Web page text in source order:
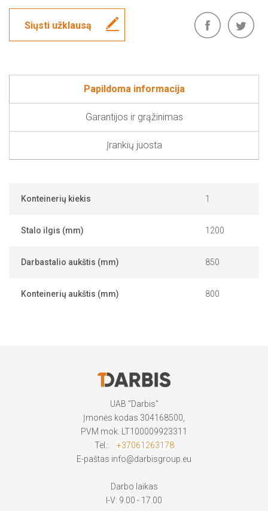
Siųsti užklausą
Papildoma informacija
Garantijos ir grąžinimas
Įrankių juosta
Konteinerių kiekis 1
Stalo ilgis (mm) 1200
Darbastalio aukštis (mm) 850
Konteinerių aukštis (mm) 800
UAB "Darbis"
Įmonės kodas 304168500,
PVM mok. LT100009923311
Tel.:
+37061263178
E-paštas info@darbisgroup.eu
Darbo laikas
I-V: 9.00 - 17.00